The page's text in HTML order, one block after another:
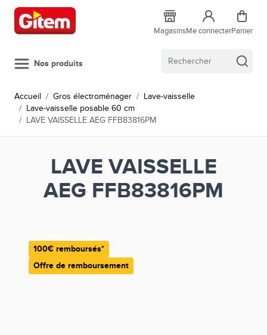
Allez au contenu
MagasinsMe connecterPanier
Nos produits
Accueil / Gros électroménager / Lave-vaisselle
/ Lave-vaisselle posable 60 cm
/ LAVE VAISSELLE AEG FFB83816PM
LAVE VAISSELLE
AEG FFB83816PM
100€ remboursés*
Offre de remboursement